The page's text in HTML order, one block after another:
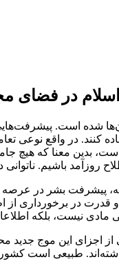
در فضای
کنند. در واقع
بدین معنا که هیچ
باشیم.
پیشرفت بشر در
قدرت در برخورداری
مادی نیست، بلکه
اجزای این موج جدید
طبیعی است